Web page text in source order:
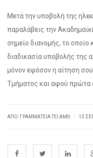
Μετά την υποβολή της
παραλάβεις την
σημείο διανομής, το οποίο
διαδικασία υποβολής της
μόνον εφόσον η αίτηση σου
Τμήματος και αφού πρώτα
ΑΠΌ: ΓΡΑΜΜΑΤΕΊΑ ΤΕΙ ΑΜΘ 13